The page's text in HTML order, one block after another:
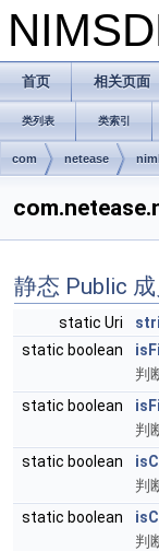
首页 相关页面
类列表 类索引
com netease
静态 Public
static Uri
static boolean
判
static boolean
判
static boolean
判
static boolean
判